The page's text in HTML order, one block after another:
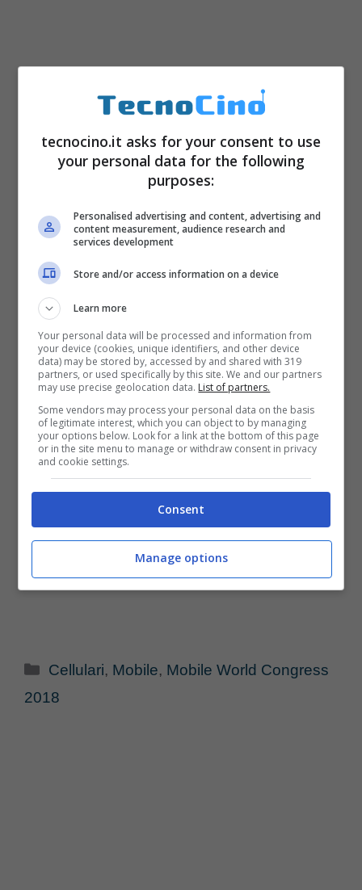
Categorie
Cellulari, Mobile, Mobile World Congress
2018
tecnocino.it asks for your consent to use
your personal data for the following
purposes:
Personalised advertising and content, advertising and
content measurement, audience research and
services development
Store and/or access information on a device
Learn more
Your personal data will be processed and information from
your device (cookies, unique identifiers, and other device
data) may be stored by, accessed by and shared with 319
partners, or used specifically by this site. We and our partners
may use precise geolocation data. List of partners.
Some vendors may process your personal data on the basis
of legitimate interest, which you can object to by managing
your options below. Look for a link at the bottom of this page
or in the site menu to manage or withdraw consent in privacy
and cookie settings.
Consent
Manage options